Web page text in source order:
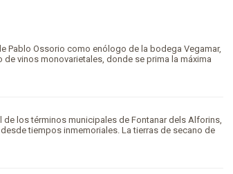
Pablo Ossorio como enólogo de la bodega Vegamar,
vinos monovarietales, donde se prima la máxima
los términos municipales de Fontanar dels Alforins,
tiempos inmemoriales. La tierras de secano de